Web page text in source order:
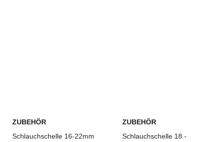
ZUBEHÖR
Schlauchschelle 16-22mm
ZUBEHÖR
Schlauchschelle 18 -